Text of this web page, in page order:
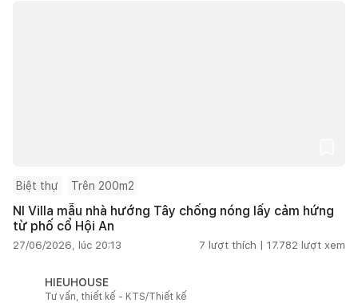
Biệt thự Trên 200m2
NI Villa mẫu nhà hướng Tây chống nóng lấy cảm hứng
từ phố cổ Hội An
27/06/2026, lúc 20:13 7 lượt thích | 17.782 lượt xem
HIEUHOUSE
Tư vấn, thiết kế - KTS/Thiết kế